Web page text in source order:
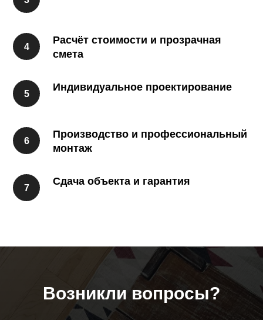
Расчёт стоимости и прозрачная
смета
Индивидуальное проектирование
Производство и профессиональный
монтаж
Сдача объекта и гарантия
Возникли вопросы?